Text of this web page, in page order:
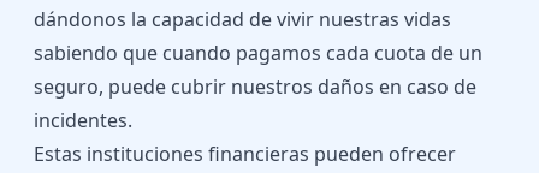
dándonos la capacidad de vivir nuestras vidas
sabiendo que cuando pagamos cada cuota de un
seguro, puede cubrir nuestros daños en caso de
incidentes.
Estas instituciones financieras pueden ofrecer